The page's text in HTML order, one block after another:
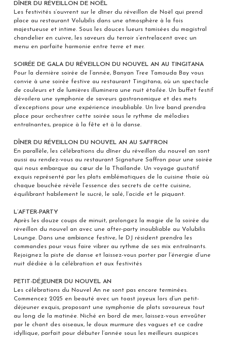
DÎNER DU RÉVEILLON DE NOËL
Les festivités s’ouvrent sur le dîner du réveillon de Noël qui prend
place au restaurant Volubilis dans une atmosphère à la fois
majestueuse et intime. Sous les douces lueurs tamisées du magistral
chandelier en cuivre, les saveurs du terroir s’entrelacent avec un
menu en parfaite harmonie entre terre et mer.
SOIRÉE DE GALA DU RÉVEILLON DU NOUVEL AN AU TINGITANA
Pour la dernière soirée de l’année, Banyan Tree Tamouda Bay vous
convie à une soirée festive au restaurant Tingitana, où un spectacle
de couleurs et de lumières illuminera une nuit étoilée. Un buffet festif
dévoilera une symphonie de saveurs gastronomique et des mets
d’exceptions pour une expérience inoubliable. Un live band prendra
place pour orchestrer cette soirée sous le rythme de mélodies
entraînantes, propice à la fête et à la danse.
DÎNER DU RÉVEILLON DU NOUVEL AN AU SAFFRON
En parallèle, les célébrations du dîner du réveillon du nouvel an sont
aussi au rendez-vous au restaurant Signature Saffron pour une soirée
qui nous embarque au cœur de la Thaïlande. Un voyage gustatif
exquis représenté par les plats emblématiques de la cuisine thaïe où
chaque bouchée révèle l’essence des secrets de cette cuisine,
équilibrant habilement le sucré, le salé, l’acide et le piquant.
L’AFTER-PARTY
Après les douze coups de minuit, prolongez la magie de la soirée du
réveillon du nouvel an avec une after-party inoubliable au Volubilis
Lounge. Dans une ambiance festive, le DJ résident prendra les
commandes pour vous faire vibrer au rythme de ses mix entraînants.
Rejoignez la piste de danse et laissez-vous porter par l’énergie d’une
nuit dédiée à la célébration et aux festivités
PETIT-DÉJEUNER DU NOUVEL AN
Les célébrations du Nouvel An ne sont pas encore terminées.
Commencez 2025 en beauté avec un toast joyeux lors d’un petit-
déjeuner exquis, proposant une symphonie de plats savoureux tout
au long de la matinée. Niché en bord de mer, laissez-vous envoûter
par le chant des oiseaux, le doux murmure des vagues et ce cadre
idyllique, parfait pour débuter l’année sous les meilleurs auspices